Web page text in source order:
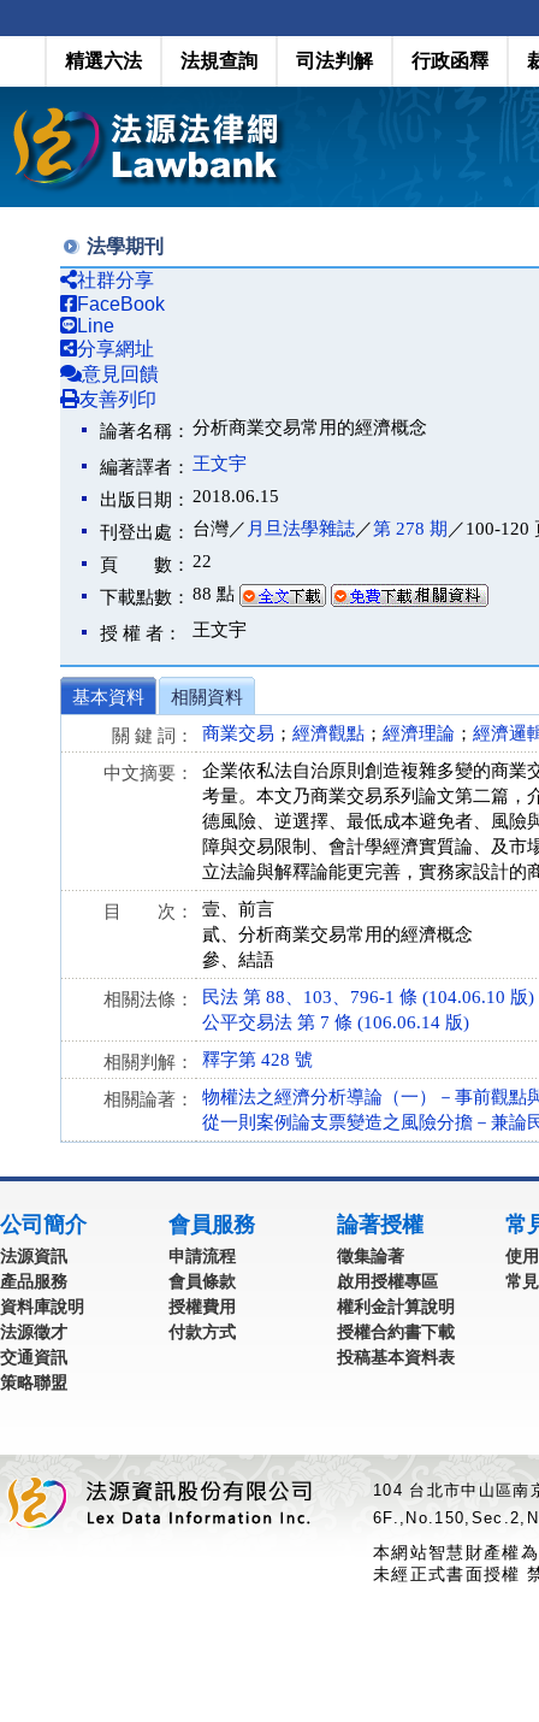
精選六法 法規查詢 司法判解 行政函釋
法學期刊
社群分享
FaceBook
Line
分享網址
意見回饋
友善列印
論著名稱： 分析商業交易常用的經濟概念
編著譯者： 王文宇
出版日期： 2018.06.15
刊登出處： 台灣／ 月旦法學雜誌／第 278 期 ／100-120
頁 數： 22
下載點數： 88 點
授 權 者： 王文宇
基本資料
相關資料
關 鍵 詞：
商業交易 ； 經濟觀點 ； 經濟理論 ； 經濟邏
中文摘要：
企業依私法自治原則創造複雜多變的商業
考量。本文乃商業交易系列論文第二篇，
德風險、逆選擇、最低成本避免者、風險
障與交易限制、會計學經濟實質論、及
立法論與解釋論能更完善，實務家設計的
目 次：
壹、前言
貳、分析商業交易常用的經濟概念
參、結語
相關法條：
民法 第 88、103、796-1 條 (104.06.10 版)
公平交易法 第 7 條 (106.06.14 版)
相關判解： 釋字第 428 號
相關論著：
物權法之經濟分析導論（一）－事前觀點
從一則案例論支票變造之風險分擔－兼論
公司簡介
法源資訊
產品服務
資料庫說明
法源徵才
交通資訊
策略聯盟
會員服務
申請流程
會員條款
授權費用
付款方式
論著授權
徵集論著
啟用授權專區
權利金計算說明
授權合約書下載
投稿基本資料表
常
使
常
104 台北市中山區
本網站智慧財產權
未經正式書面授權